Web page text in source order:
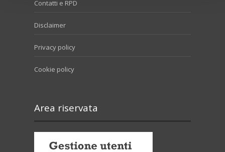
Contatti e RPD
Disclaimer
Privacy policy
Cookie policy
Area riservata